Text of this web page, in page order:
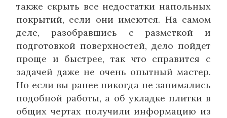
также скрыть все недостатки напольных
покрытий, если они имеются. На самом
деле, разобравшись с разметкой и
подготовкой поверхностей, дело пойдет
проще и быстрее, так что справится с
задачей даже не очень опытный мастер.
Но если вы ранее никогда не занимались
подобной работы, а об укладке плитки в
общих чертах получили информацию из